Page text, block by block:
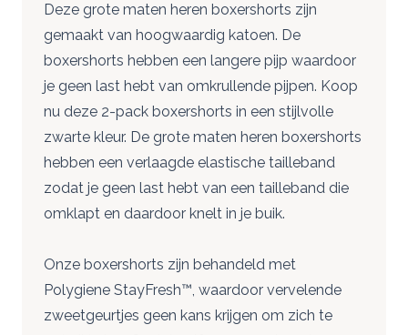
Deze grote maten heren boxershorts zijn
gemaakt van hoogwaardig katoen. De
boxershorts hebben een langere pijp waardoor
je geen last hebt van omkrullende pijpen. Koop
nu deze 2-pack boxershorts in een stijlvolle
zwarte kleur. De grote maten heren boxershorts
hebben een verlaagde elastische tailleband
zodat je geen last hebt van een tailleband die
omklapt en daardoor knelt in je buik.
Onze boxershorts zijn behandeld met
Polygiene StayFresh™, waardoor vervelende
zweetgeurtjes geen kans krijgen om zich te